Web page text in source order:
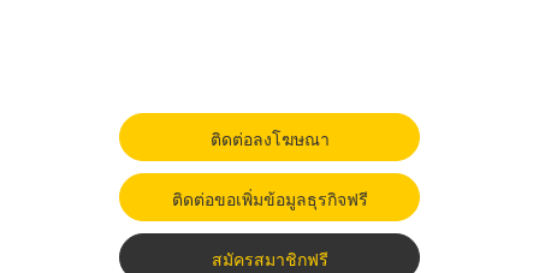
ติดต่อลงโฆษณา
ติดต่อขอเพิ่มข้อมูลธุรกิจฟรี
สมัครสมาชิกฟรี